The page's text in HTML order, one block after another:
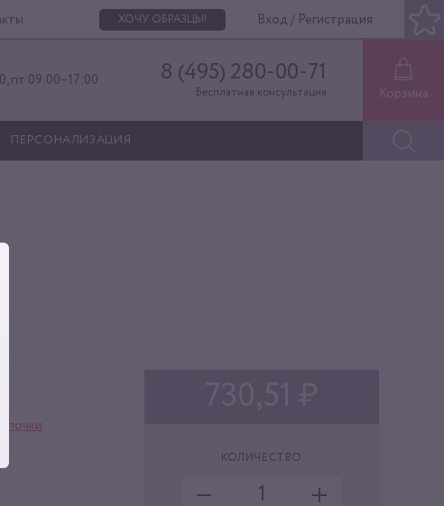
ХОЧУ ОБРАЗЦЫ! Вход / Регистрация
пт 09:00–17:00 8 (495) 280-00-71
Бесплатная консультация Корзина
ПЕРСОНАЛИЗАЦИЯ
КОЛИЧЕСТВО